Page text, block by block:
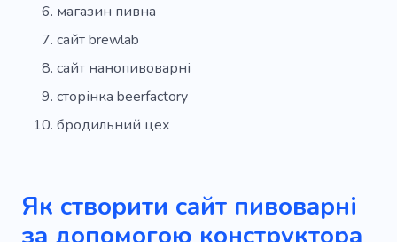
магазин пивна
сайт brewlab
сайт нанопивоварні
сторінка beerfactory
бродильний цех
Як створити сайт пивоварні